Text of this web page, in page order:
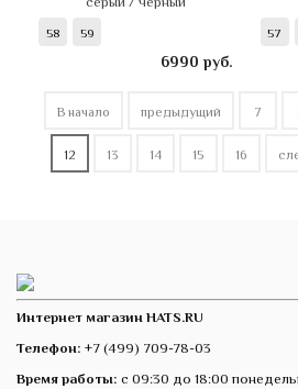
58 59
6990 руб.
57
В начало предыдущий 7
12 13 14 15 16
Интернет магазин HATS.RU
Телефон: +7 (499) 709-78-03
Время работы: с 09:30 до 18:00